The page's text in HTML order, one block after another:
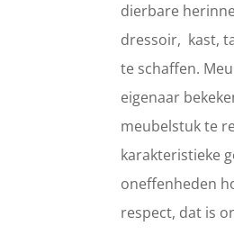
dierbare
dressoir, kast,
te schaffen.
eigenaar
meubelstuk te
karakteristieke
oneffenheden
respect, dat is